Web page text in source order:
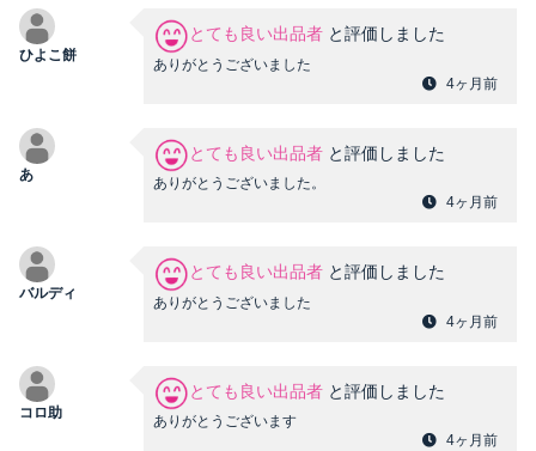
ひよこ餅
とても良い出品者 と評価しました
ありがとうございました
4ヶ月前
あ
とても良い出品者 と評価しました
ありがとうございました。
4ヶ月前
バルディ
とても良い出品者 と評価しました
ありがとうございました
4ヶ月前
コロ助
とても良い出品者 と評価しました
ありがとうございます
4ヶ月前